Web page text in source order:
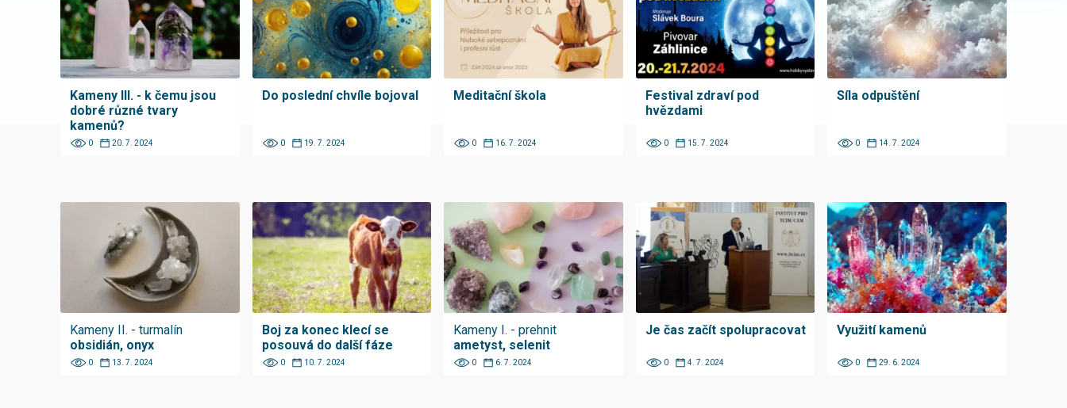
Kameny III. - k čemu jsou
dobré různé tvary
kamenů?
0 20. 7. 2024
Do poslední chvíle bojoval
0 19. 7. 2024
Meditační škola
0 16. 7. 2024
Festival zdraví pod
hvězdami
0 15. 7. 2024
Síla odpuštění
0 14. 7. 2024
Kameny II. - turmalín
obsidián, onyx
0 13. 7. 2024
Boj za konec klecí se
posouvá do další fáze
0 10. 7. 2024
Kameny I. - prehnit
ametyst, selenit
0 6. 7. 2024
Je čas začít spolupracovat
0 4. 7. 2024
Využití kamenů
0 29. 6. 2024